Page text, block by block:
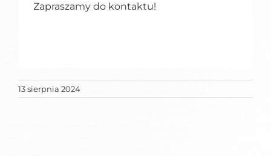
Zapraszamy do kontaktu!
13 sierpnia 2024